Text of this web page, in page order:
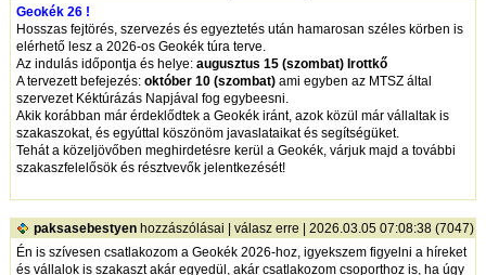
Geokék 26 !
Hosszas fejtörés, szervezés és egyeztetés után hamarosan széles körben is
elérhető lesz a 2026-os Geokék túra terve.
Az indulás időpontja és helye:augusztus 15 (szombat) Irottkő
A tervezett befejezés:október 10 (szombat) ami egyben az MTSZ által
szervezet Kéktúrázás Napjával fog egybeesni.
Akik korábban már érdeklődtek a Geokék iránt, azok közül már vállaltak is
szakaszokat, és egyúttal köszönöm javaslataikat és segítségüket.
Tehát a közeljövőben meghirdetésre kerül a Geokék, várjuk majd a további
szakaszfelelősök és résztvevők jelentkezését!
paksasebestyen hozzászólásai |válasz erre | 2026.03.05 07:08:38 (7047)
Én is szívesen csatlakozom a Geokék 2026-hoz, igyekszem figyelni a híreket
és vállalok is szakaszt akár egyedül, akár csatlakozom csoporthoz is, ha úgy